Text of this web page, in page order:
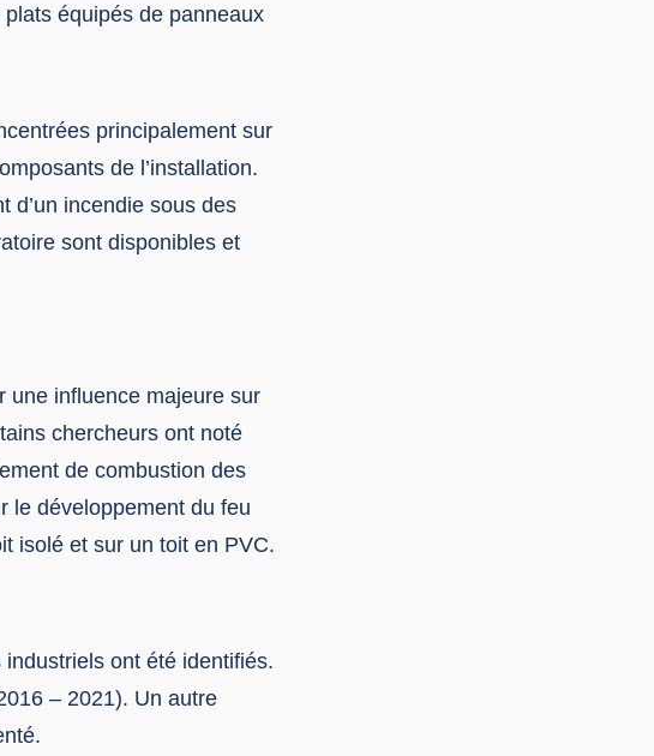
équipés de panneaux
principalement sur
de l’installation.
d’un incendie sous des
sont disponibles et
une influence majeure sur
chercheurs ont noté
de combustion des
le développement du feu
isolé et sur un toit en PVC.
ont été identifiés.
– 2021). Un autre